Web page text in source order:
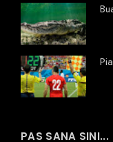
PAS SANA SINI...